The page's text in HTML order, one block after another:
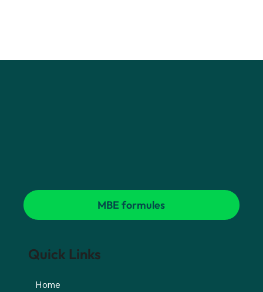
Quick Links
Home
MBE formules